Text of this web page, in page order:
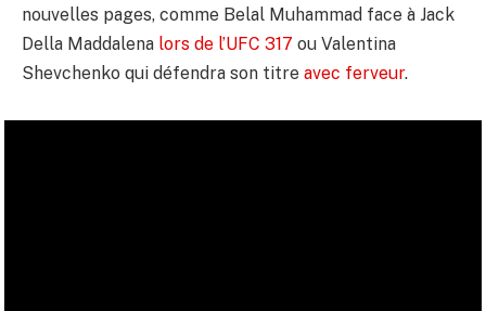
nouvelles pages, comme Belal Muhammad face à Jack
Della Maddalena lors de l’UFC 317 ou Valentina
Shevchenko qui défendra son titre avec ferveur.